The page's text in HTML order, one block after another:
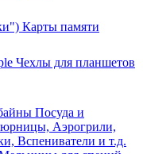
Карты памяти
Чехлы для планшетов
Посуда и
Аэрогрили,
Вспениватели и т.д.